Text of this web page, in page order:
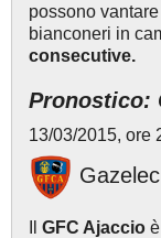
possono vantare
bianconeri in
consecutive.
Pronostico:
13/03/2015, ore
GFC Ajaccio